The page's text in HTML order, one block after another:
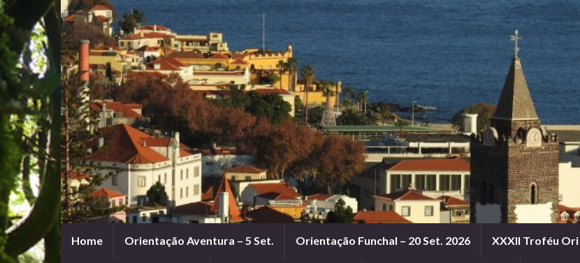
Home Orientação Aventura – 5 Set. Orientação Funchal – 20 Set. 2026 XXXII Troféu